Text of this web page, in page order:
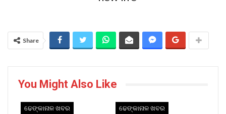
Share
You Might Also Like
ଢେଙ୍କାନାଳ ଖବର ଢେଙ୍କାନାଳ ଖବର